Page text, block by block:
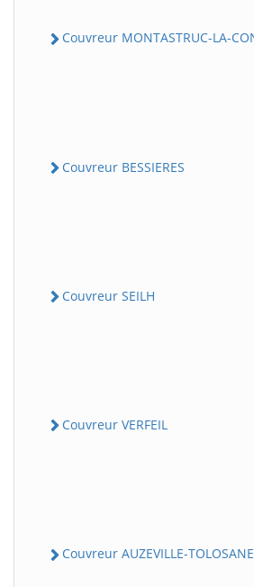
Couvreur MONTASTRUC-LA-
Couvreur BESSIERES
Couvreur SEILH
Couvreur VERFEIL
Couvreur AUZEVILLE-TOLOSANE